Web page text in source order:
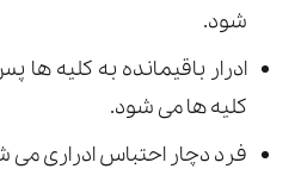
شود.
ادرار باقیمانده به کلیه
کلیه ها می شود.
فرد دچار احتباس ادراری می